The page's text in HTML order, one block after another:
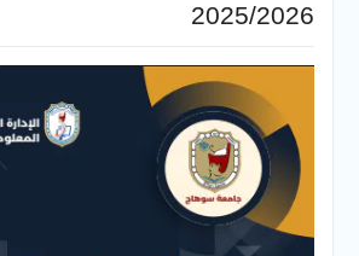
2025/2026